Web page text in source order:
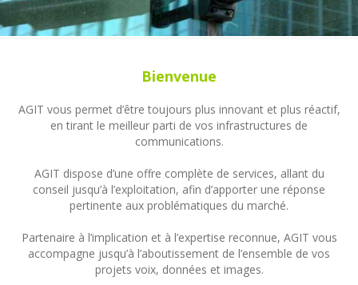
Bienvenue
AGIT vous permet d’être toujours plus innovant et plus réactif,
en tirant le meilleur parti de vos infrastructures de
communications.
AGIT dispose d’une offre complète de services, allant du
conseil jusqu’à l’exploitation, afin d’apporter une réponse
pertinente aux problématiques du marché.
Partenaire à l’implication et à l’expertise reconnue, AGIT vous
accompagne jusqu’à l’aboutissement de l’ensemble de vos
projets voix, données et images.